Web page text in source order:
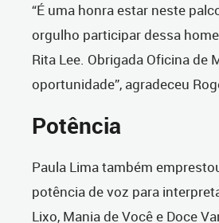
“É uma honra estar neste
orgulho participar dessa
Rita Lee. Obrigada Oficina de
oportunidade”, agradeceu
Potência
Paula Lima também
potência de voz para
Lixo, Mania de Você e Doce